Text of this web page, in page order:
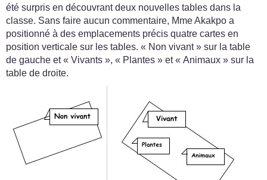
été surpris en découvrant deux nouvelles tables dans la
classe. Sans faire aucun commentaire, Mme Akakpo a
positionné à des emplacements précis quatre cartes en
position verticale sur les tables. « Non vivant » sur la table
de gauche et « Vivants », « Plantes » et « Animaux » sur la
table de droite.